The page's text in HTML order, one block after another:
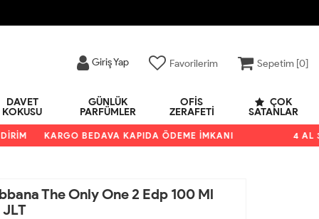
Giriş Yap Favorilerim Sepetim [0]
DAVET
KOKUSU
GÜNLÜK
PARFÜMLER
OFIS
ZERAFETI
ÇOK
SATANLAR
KARGO BEDAVA KAPIDA ÖDEME İMKANI 4 AL 3
The Only One 2 Edp 100 Ml
JLT